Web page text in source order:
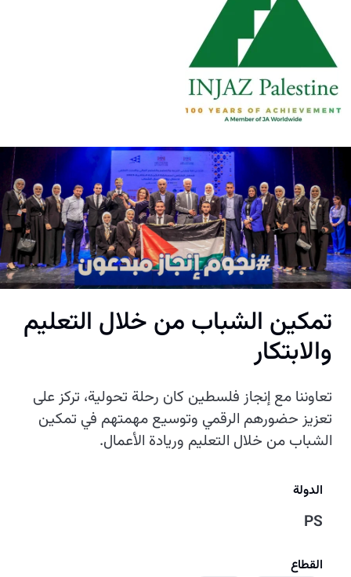
تمكين الشباب من خلال التعليم
والابتكار
تعاوننا مع إنجاز فلسطين كان رحلة تحولية، تركز على
تعزيز حضورهم الرقمي وتوسيع مهمتهم في تمكين
الشباب من خلال التعليم وريادة الأعمال.
الدولة
PS
القطاع